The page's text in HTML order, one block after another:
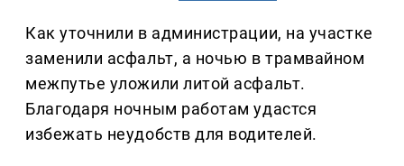
Как уточнили в администрации, на участке
заменили асфальт, а ночью в трамвайном
межпутье уложили литой асфальт.
Благодаря ночным работам удастся
избежать неудобств для водителей.